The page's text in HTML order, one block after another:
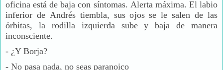
oficina está de baja con síntomas. Alerta máxima. El labio
inferior de Andrés tiembla, sus ojos se le salen de las
órbitas, la rodilla izquierda sube y baja de manera
inconsciente.
- ¿Y Borja?
- No pasa nada, no seas paranoico